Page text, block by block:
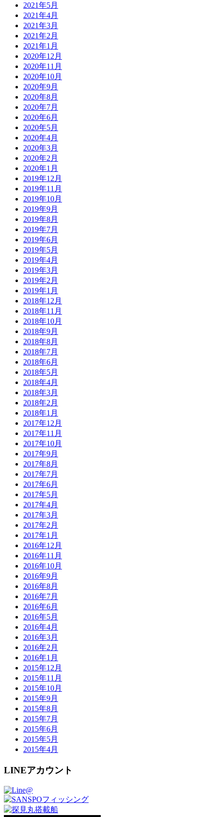
2021年5月
2021年4月
2021年3月
2021年2月
2021年1月
2020年12月
2020年11月
2020年10月
2020年9月
2020年8月
2020年7月
2020年6月
2020年5月
2020年4月
2020年3月
2020年2月
2020年1月
2019年12月
2019年11月
2019年10月
2019年9月
2019年8月
2019年7月
2019年6月
2019年5月
2019年4月
2019年3月
2019年2月
2019年1月
2018年12月
2018年11月
2018年10月
2018年9月
2018年8月
2018年7月
2018年6月
2018年5月
2018年4月
2018年3月
2018年2月
2018年1月
2017年12月
2017年11月
2017年10月
2017年9月
2017年8月
2017年7月
2017年6月
2017年5月
2017年4月
2017年3月
2017年2月
2017年1月
2016年12月
2016年11月
2016年10月
2016年9月
2016年8月
2016年7月
2016年6月
2016年5月
2016年4月
2016年3月
2016年2月
2016年1月
2015年12月
2015年11月
2015年10月
2015年9月
2015年8月
2015年7月
2015年6月
2015年5月
2015年4月
LINEアカウント